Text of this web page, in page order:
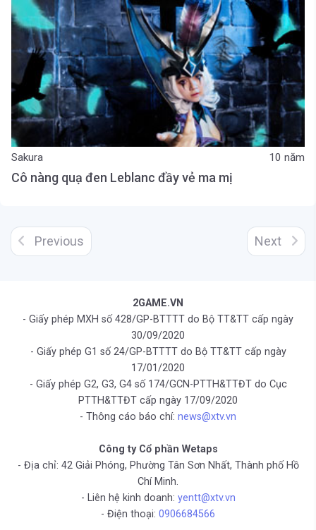
Sakura 10 năm
Cô nàng quạ đen Leblanc đầy vẻ ma mị
Previous Next
2GAME.VN
- Giấy phép MXH số 428/GP-BTTTT do Bộ TT&TT cấp ngày
30/09/2020
- Giấy phép G1 số 24/GP-BTTTT do Bộ TT&TT cấp ngày
17/01/2020
- Giấy phép G2, G3, G4 số 174/GCN-PTTH&TTĐT do Cục
PTTH&TTĐT cấp ngày 17/09/2020
- Thông cáo báo chí: news@xtv.vn
Công ty Cổ phần Wetaps
- Địa chỉ: 42 Giải Phóng, Phường Tân Sơn Nhất, Thành phố Hồ
Chí Minh.
- Liên hệ kinh doanh: yentt@xtv.vn
- Điện thoại: 0906684566